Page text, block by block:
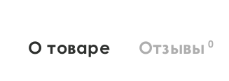
О товаре Отзывы 0